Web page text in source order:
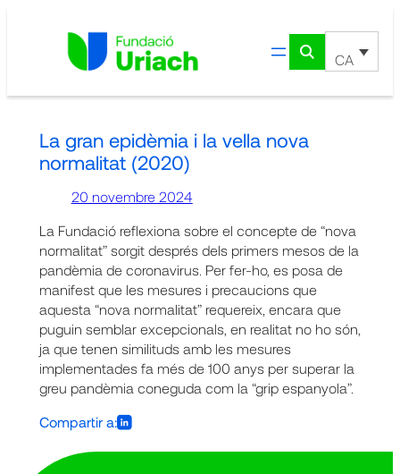
CA
La gran epidèmia i la vella nova
normalitat (2020)
20 novembre 2024
La Fundació reflexiona sobre el concepte de “nova
normalitat” sorgit després dels primers mesos de la
pandèmia de coronavirus. Per fer-ho, es posa de
manifest que les mesures i precaucions que
aquesta “nova normalitat” requereix, encara que
puguin semblar excepcionals, en realitat no ho són,
ja que tenen similituds amb les mesures
implementades fa més de 100 anys per superar la
greu pandèmia coneguda com la “grip espanyola”.
Compartir a: